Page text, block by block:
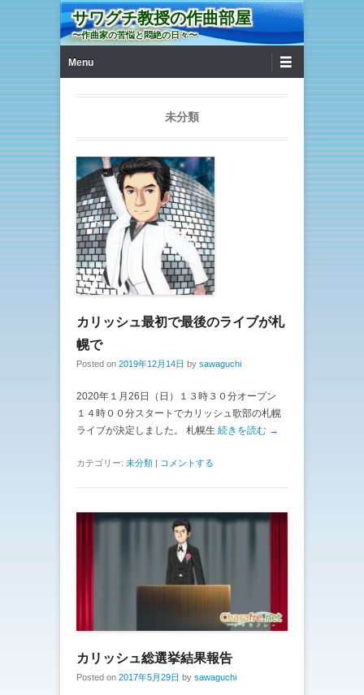
サワグチ教授の作曲部屋
〜作曲家の苦悩と悶絶の日々〜
Menu
未分類
カリッシュ最初で最後のライブが札
幌で
Posted on 2019年12月14日 by sawaguchi
2020年１月26日（日）１３時３０分オープン
１４時００分スタートでカリッシュ歌部の札幌
ライブが決定しました。 札幌生 続きを読む →
カテゴリー: 未分類 | コメントする
カリッシュ総選挙結果報告
Posted on 2017年5月29日 by sawaguchi